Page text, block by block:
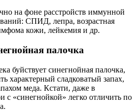
на фоне расстройств иммунной
СПИД, лепра, возрастная
кожи, лейкемия и др.
палочка
буйствует синегнойная палочка,
характерный сладковатый запах,
меда. Кстати, даже в
с «синегнойкой» легко отличить по